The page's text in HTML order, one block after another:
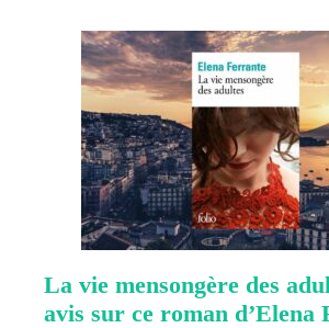
La vie mensongère des
avis sur ce roman d’Elena